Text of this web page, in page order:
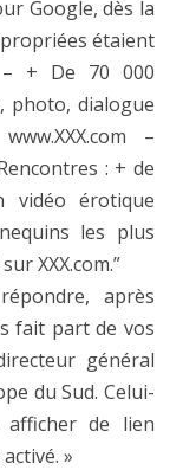
Google, dès la
étaient
– + De 70 000
photo, dialogue
–
: + de
vidéo érotique
les plus
XXX.com.”
après
fait part de vos
général
du Sud. Celui-
de lien
»